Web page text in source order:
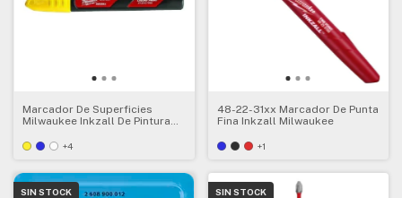
Marcador De Superficies
Milwaukee Inkzall De Pintura
+4
48-22-31xx Marcador De Punta
Fina Inkzall Milwaukee
+1
SIN STOCK SIN STOCK